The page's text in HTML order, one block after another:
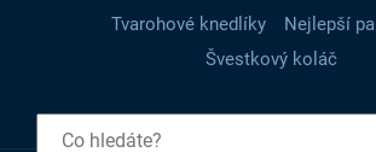
Tvarohové knedlíky
Nejlepší
Švestkový koláč